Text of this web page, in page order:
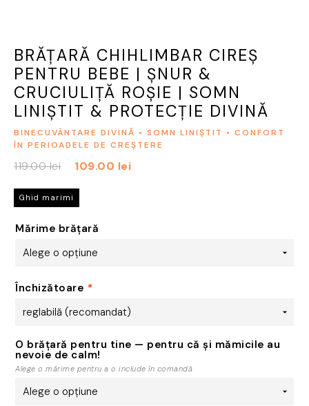
BRĂȚARĂ CHIHLIMBAR CIREȘ
PENTRU BEBE | ȘNUR &
CRUCIULIȚĂ ROȘIE | SOMN
LINIȘTIT & PROTECȚIE DIVINĂ
BINECUVÂNTARE DIVINĂ • SOMN LINIȘTIT • CONFORT
ÎN PERIOADELE DE CREȘTERE
119.00lei
Prețul
a
119.00 lei.
109.00 lei
Prețul
este:
Ghid marimi
Mărime brățară
Închizătoare *
O brățară pentru tine — pentru că și mămicile au
nevoie de calm!
Alege o mărime pentru a o include în comandă